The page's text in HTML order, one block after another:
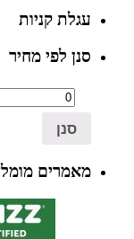
עגלת קניות
סנן לפי מחיר
סנן
מאמרים